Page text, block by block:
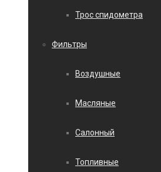
Трос спидометра
Фильтры
Воздушные
Масляные
Салонный
Топливные